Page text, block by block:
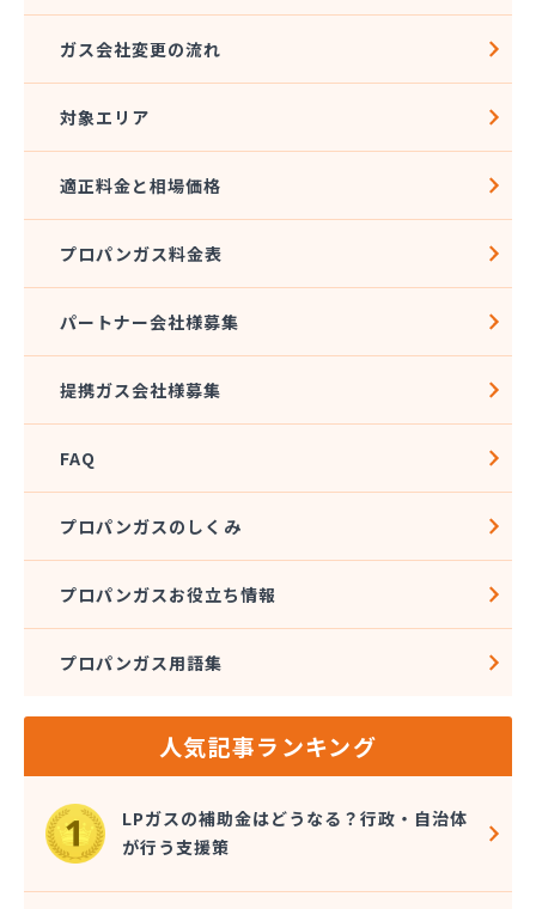
栄燃料合資会社
奥田米穀店
加藤燃料店
加藤豊昭
河村燃料店
角広ガス
割又商店
株式会社アドニス
株式会社あみや商事 本社
株式会社エイチティーピー
株式会社エイチティーピー
株式会社エス・アイ東海
株式会社オーテック
株式会社オーテック 西三河営業所
株式会社ガスキット
株式会社ガステム
株式会社ガスパル 岡崎販売所
株式会社カネコ
株式会社カネ庄
株式会社クラシアン岡崎支社
株式会社コクネ
株式会社コザカヤ 春日井営業所
ガス会社変更の流れ
対象エリア
適正料金と相場価格
プロパンガス料金表
パートナー会社様募集
提携ガス会社様募集
FAQ
プロパンガスのしくみ
プロパンガスお役立ち情報
プロパンガス用語集
人気記事ランキング
LPガスの補助金はどうなる？行政・自治体
が行う支援策